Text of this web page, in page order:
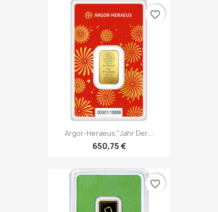
Argor-Heraeus "Jahr Der...
650,75 €
favorite_border
favorite_border